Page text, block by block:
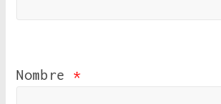
Nombre *